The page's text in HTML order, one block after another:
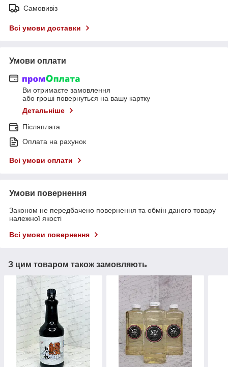
Самовивіз
Всі умови доставки
Умови оплати
Ви отримаєте замовлення
або гроші повернуться на вашу картку
Детальніше
Післяплата
Оплата на рахунок
Всі умови оплати
Умови повернення
Законом не передбачено повернення та обмін даного товару
належної якості
Всі умови повернення
З цим товаром також замовляють